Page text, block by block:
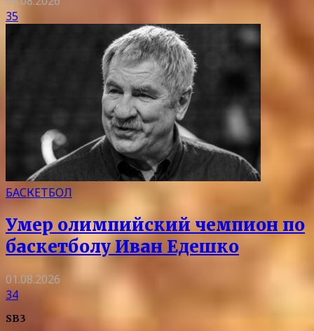
35
БАСКЕТБОЛ
Умер олимпийский чемпион по
баскетболу Иван Едешко
01.08.2026
34
SB3